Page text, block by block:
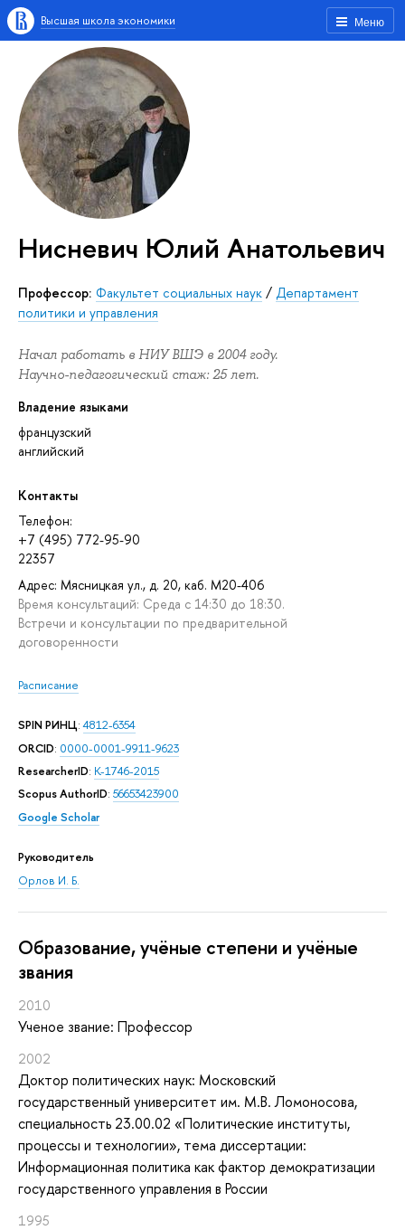
Меню
Высшая школа экономики
Нисневич Юлий Анатольевич
Профессор: Факультет социальных наук / Департамент
политики и управления
Начал работать в НИУ ВШЭ в 2004 году.
Научно-педагогический стаж: 25 лет.
Владение языками
французский
английский
Контакты
Телефон:
+7 (495) 772-95-90
22357
Адрес: Мясницкая ул., д. 20, каб. М20-406
Время консультаций: Среда с 14:30 до 18:30.
Встречи и консультации по предварительной
договоренности
Расписание
SPIN РИНЦ:4812-6354
ORCID: 0000-0001-9911-9623
ResearcherID: K-1746-2015
Scopus AuthorID: 56653423900
Google Scholar
Руководитель
Орлов И. Б.
Oбразование, учёные степени и учёные
звания
2010
Ученое звание: Профессор
2002
Доктор политических наук: Московский
государственный университет им. М.В. Ломоносова,
специальность 23.00.02 «Политические институты,
процессы и технологии», тема диссертации:
Информационная политика как фактор демократизации
государственного управления в России
1995